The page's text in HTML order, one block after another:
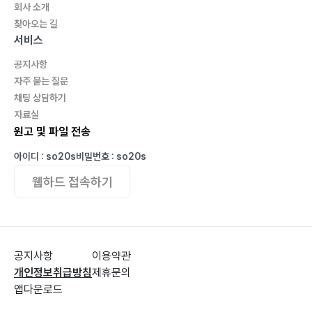
생 베네제 다리와 미스트랄 ─ 178
베드 버그의 습격 ─ 181
잘못 탄 트램으로 만난 아이 ─ 189
모나코 Monaco
막차를 놓치다 ─ 194
잠 못 이룬 밤 ─ 207
만년설 위에서 ─ 209
꼬마들에게 빠졌던 하루 ─ 214
회사 소개
찾아오는 길
서비스
공지사항
자주 묻는 질문
채팅 상담하기
자료실
원고 및 파일 전송
아이디 : so20s비밀번호 : so20s
웹하드 접속하기
공지사항
개인정보취급방침
앱다운로드
이용약관
제휴문의